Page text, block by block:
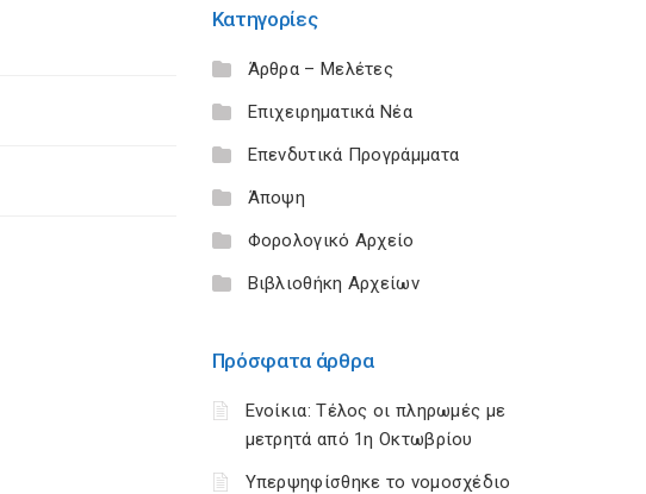
Κατηγορίες
Άρθρα – Μελέτες
Επιχειρηματικά Νέα
Επενδυτικά Προγράμματα
Άποψη
Φορολογικό Αρχείο
Βιβλιοθήκη Αρχείων
Πρόσφατα άρθρα
Ενοίκια: Τέλος οι πληρωμές με
μετρητά από 1η Οκτωβρίου
Υπερψηφίσθηκε το νομοσχέδιο